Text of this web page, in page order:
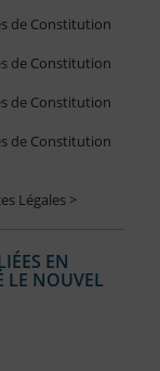
de Constitution
de Constitution
de Constitution
de Constitution
Légales >
EN
LE NOUVEL